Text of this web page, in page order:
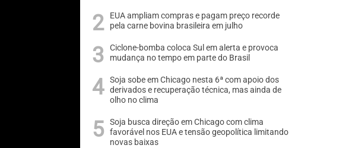
EUA ampliam compras e pagam preço recorde
pela carne bovina brasileira em julho
Ciclone-bomba coloca Sul em alerta e provoca
mudança no tempo em parte do Brasil
Soja sobe em Chicago nesta 6ª com apoio dos
derivados e recuperação técnica, mas ainda de
olho no clima
Soja busca direção em Chicago com clima
favorável nos EUA e tensão geopolítica limitando
novas baixas